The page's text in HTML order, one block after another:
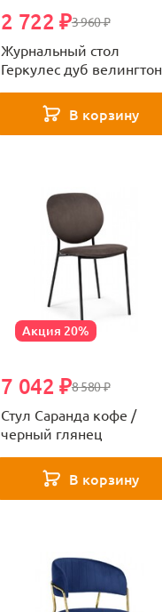
3 960 ₽
2 722 ₽
Журнальный стол
Геркулес дуб велингтон
В корзину
Акция 20%
8 580 ₽
7 042 ₽
Стул Саранда кофе /
черный глянец
В корзину